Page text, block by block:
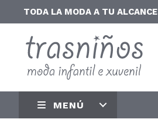
TODA LA MODA A TU ALCANCE
MENÚ